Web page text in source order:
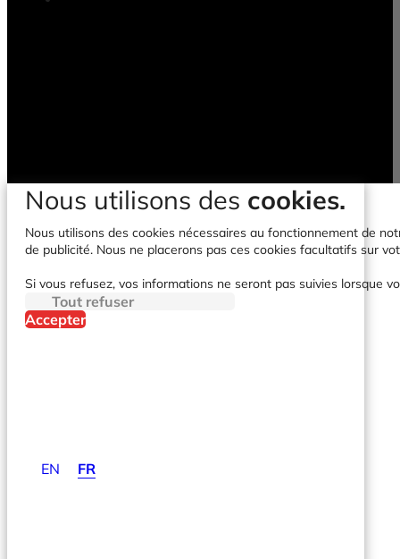
EN FR
Nous utilisons des cookies.
Nous utilisons des cookies nécessaires au fonctionnement de
de publicité. Nous ne placerons pas ces cookies facultatifs sur
Si vous refusez, vos informations ne seront pas suivies lorsque
Tout refuser
Accepter